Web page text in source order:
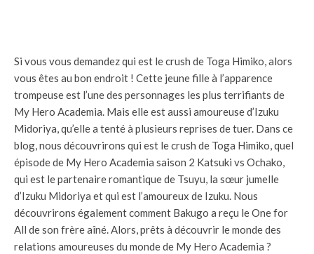
Si vous vous demandez qui est le crush de Toga Himiko, alors
vous êtes au bon endroit ! Cette jeune fille à l’apparence
trompeuse est l’une des personnages les plus terrifiants de
My Hero Academia. Mais elle est aussi amoureuse d’Izuku
Midoriya, qu’elle a tenté à plusieurs reprises de tuer. Dans ce
blog, nous découvrirons qui est le crush de Toga Himiko, quel
épisode de My Hero Academia saison 2 Katsuki vs Ochako,
qui est le partenaire romantique de Tsuyu, la sœur jumelle
d’Izuku Midoriya et qui est l’amoureux de Izuku. Nous
découvrirons également comment Bakugo a reçu le One for
All de son frère aîné. Alors, prêts à découvrir le monde des
relations amoureuses du monde de My Hero Academia ?